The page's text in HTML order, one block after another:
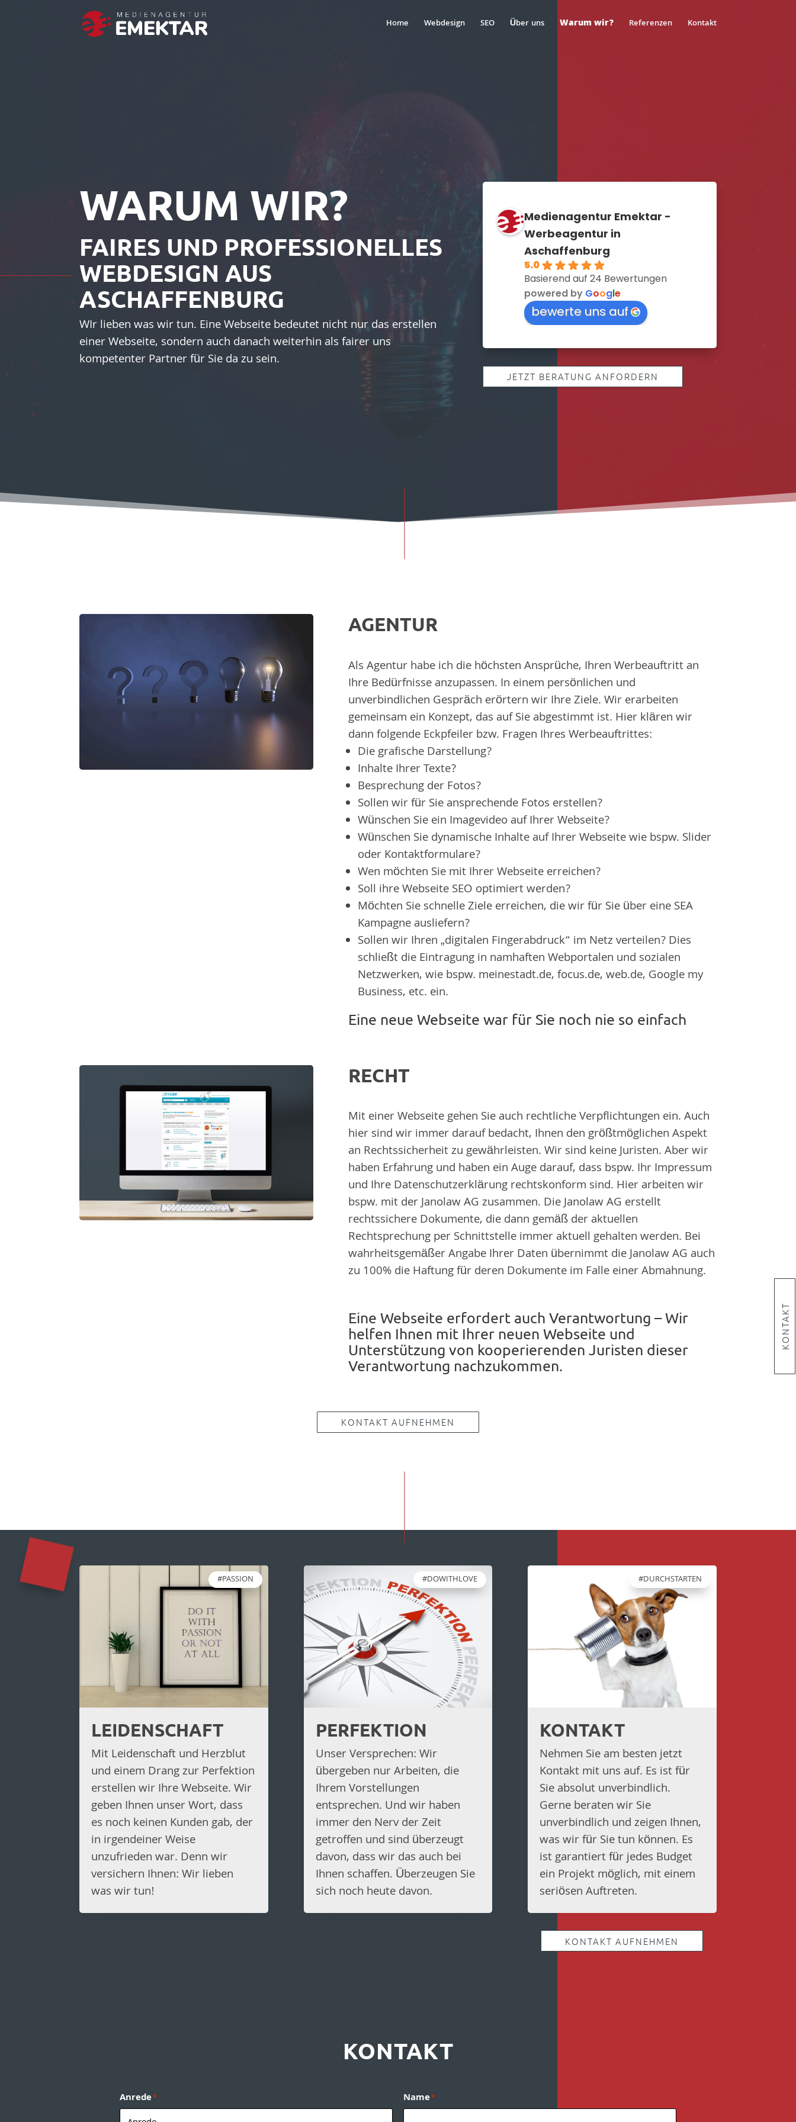
Home Webdesign SEO Über uns Warum wir? Referenzen Kontakt
WARUM WIR?
FAIRES UND PROFESSIONELLES
WEBDESIGN AUS
ASCHAFFENBURG
WIr lieben was wir tun. Eine Webseite bedeutet nicht nur das erstellen
einer Webseite, sondern auch danach weiterhin als fairer uns
kompetenter Partner für Sie da zu sein.
Medienagentur Emektar -
Werbeagentur in
Aschaffenburg
5.0
Basierend auf 24 Bewertungen
powered by Google
bewerte uns auf
JETZT BERATUNG ANFORDERN
KONTAKT
KONTAKT
AGENTUR
Als Agentur habe ich die höchsten Ansprüche, Ihren Werbeauftritt an
Ihre Bedürfnisse anzupassen. In einem persönlichen und
unverbindlichen Gespräch erörtern wir Ihre Ziele. Wir erarbeiten
gemeinsam ein Konzept, das auf Sie abgestimmt ist. Hier klären wir
dann folgende Eckpfeiler bzw. Fragen Ihres Werbeauftrittes:
Die grafische Darstellung?
Inhalte Ihrer Texte?
Besprechung der Fotos?
Sollen wir für Sie ansprechende Fotos erstellen?
Wünschen Sie ein Imagevideo auf Ihrer Webseite?
Wünschen Sie dynamische Inhalte auf Ihrer Webseite wie bspw. Slider
oder Kontaktformulare?
Wen möchten Sie mit Ihrer Webseite erreichen?
Soll ihre Webseite SEO optimiert werden?
Möchten Sie schnelle Ziele erreichen, die wir für Sie über eine SEA
Kampagne ausliefern?
Sollen wir Ihren „digitalen Fingerabdruck“ im Netz verteilen? Dies
schließt die Eintragung in namhaften Webportalen und sozialen
Netzwerken, wie bspw. meinestadt.de, focus.de, web.de, Google my
Business, etc. ein.
Eine neue Webseite war für Sie noch nie so einfach
RECHT
Mit einer Webseite gehen Sie auch rechtliche Verpflichtungen ein. Auch
hier sind wir immer darauf bedacht, Ihnen den größtmöglichen Aspekt
an Rechtssicherheit zu gewährleisten. Wir sind keine Juristen. Aber wir
haben Erfahrung und haben ein Auge darauf, dass bspw. Ihr Impressum
und Ihre Datenschutzerklärung rechtskonform sind. Hier arbeiten wir
bspw. mit der Janolaw AG zusammen. Die Janolaw AG erstellt
rechtssichere Dokumente, die dann gemäß der aktuellen
Rechtsprechung per Schnittstelle immer aktuell gehalten werden. Bei
wahrheitsgemäßer Angabe Ihrer Daten übernimmt die Janolaw AG auch
zu 100% die Haftung für deren Dokumente im Falle einer Abmahnung.
Eine Webseite erfordert auch Verantwortung – Wir
helfen Ihnen mit Ihrer neuen Webseite und
Unterstützung von kooperierenden Juristen dieser
Verantwortung nachzukommen.
KONTAKT AUFNEHMEN
#PASSION
LEIDENSCHAFT
Mit Leidenschaft und Herzblut
und einem Drang zur Perfektion
erstellen wir Ihre Webseite. Wir
geben Ihnen unser Wort, dass
es noch keinen Kunden gab, der
in irgendeiner Weise
unzufrieden war. Denn wir
versichern Ihnen: Wir lieben
was wir tun!
#DOWITHLOVE
PERFEKTION
Unser Versprechen: Wir
übergeben nur Arbeiten, die
Ihrem Vorstellungen
entsprechen. Und wir haben
immer den Nerv der Zeit
getroffen und sind überzeugt
davon, dass wir das auch bei
Ihnen schaffen. Überzeugen Sie
sich noch heute davon.
#DURCHSTARTEN
KONTAKT
Nehmen Sie am besten jetzt
Kontakt mit uns auf. Es ist für
Sie absolut unverbindlich.
Gerne beraten wir Sie
unverbindlich und zeigen Ihnen,
was wir für Sie tun können. Es
ist garantiert für jedes Budget
ein Projekt möglich, mit einem
seriösen Auftreten.
KONTAKT AUFNEHMEN
KONTAKT
Anrede* Name*